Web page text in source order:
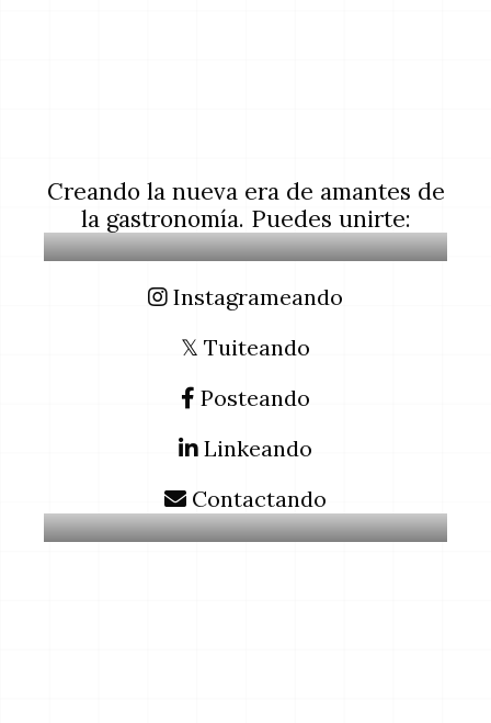
Creando la nueva era de amantes de
la gastronomía. Puedes unirte:
Instagrameando
𝕏 Tuiteando
Posteando
Linkeando
Contactando